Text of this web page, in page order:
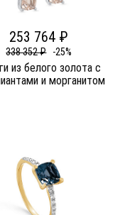
253 764 ₽
338 352 ₽ -25%
из белого золота c
и морганитом